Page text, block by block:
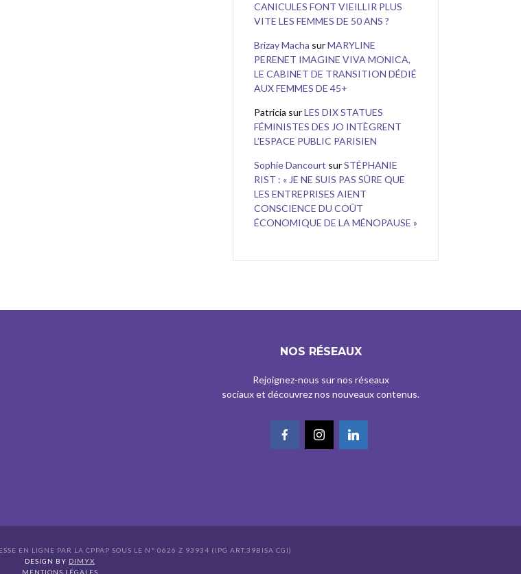
CANICULES FONT VIEILLIR PLUS
VITE LES FEMMES DE 50 ANS ?
Brizay Macha surMARYLINE
PERENET IMAGINE VIVA MONICA,
LE CABINET DE TRANSITION DÉDIÉ
AUX FEMMES DE 45+
Patricia surLES DIX STATUES
FÉMINISTES DES JO INTÈGRENT
L’ESPACE PUBLIC PARISIEN
Sophie Dancourt surSTÉPHANIE
RIST : « JE NE SUIS PAS SÛRE QUE
LES ENTREPRISES AIENT
CONSCIENCE DU COÛT
ÉCONOMIQUE DE LA MÉNOPAUSE »
NOS RÉSEAUX
Rejoignez-nous sur nos réseaux
sociaux et découvrez nos nouveaux contenus.
EN LIGNE PAR LA CPPAP SOUS LE N° 0626 Z 93934 (IPG ART.39BISA CGI)
DESIGN BY DIMYX
MENTIONS LÉGALES